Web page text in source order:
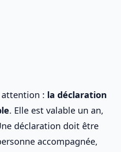
: la déclaration
. Elle est valable un an,
déclaration doit être
accompagnée,